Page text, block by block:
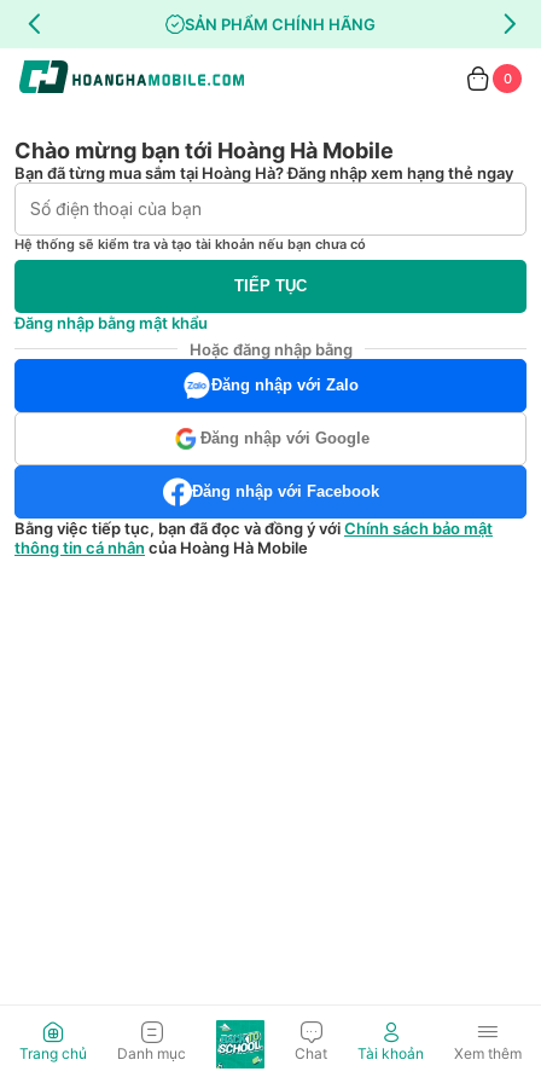
SẢN PHẨM CHÍNH HÃNG
0
Chào mừng bạn tới Hoàng Hà Mobile
Bạn đã từng mua sắm tại Hoàng Hà? Đăng nhập xem hạng thẻ ngay
Hệ thống sẽ kiểm tra và tạo tài khoản nếu bạn chưa có
TIẾP TỤC
Đăng nhập bằng mật khẩu
Hoặc đăng nhập bằng
Đăng nhập với Zalo
Đăng nhập với Google
Đăng nhập với Facebook
Bằng việc tiếp tục, bạn đã đọc và đồng ý vớiChính sách bảo mật
thông tin cá nhân của Hoàng Hà Mobile
Trang chủ Danh mục Chat Tài khoản Xem thêm